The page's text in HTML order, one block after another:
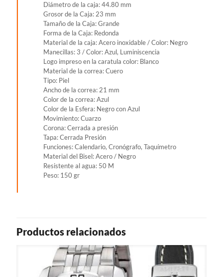
Diámetro de la caja: 44.80 mm
Grosor de la Caja: 23 mm
Tamaño de la Caja: Grande
Forma de la Caja: Redonda
Material de la caja: Acero inoxidable / Color: Negro
Manecillas: 3 / Color: Azul, Luminiscencia
Logo impreso en la caratula color: Blanco
Material de la correa: Cuero
Tipo: Piel
Ancho de la correa: 21 mm
Color de la correa: Azul
Color de la Esfera: Negro con Azul
Movimiento: Cuarzo
Corona: Cerrada a presión
Tapa: Cerrada Presión
Funciones: Calendario, Cronógrafo, Taquímetro
Material del Bisel: Acero / Negro
Resistente al agua: 50 M
Peso: 150 gr
Productos relacionados